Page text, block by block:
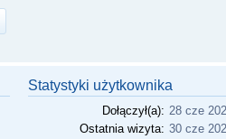
Statystyki użytkownika
Dołączył(a): 28 cze
Ostatnia wizyta: 30 cze